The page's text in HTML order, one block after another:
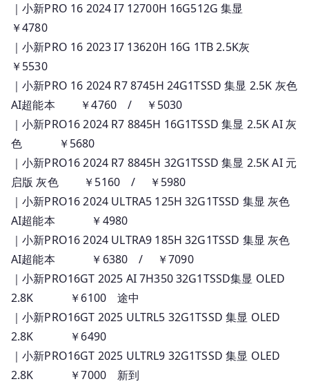
｜小新PRO 16 2024 I7 12700H 16G512G 集显
￥4780
｜小新PRO 16 2023 I7 13620H 16G 1TB 2.5K灰
￥5530
｜小新PRO 16 2024 R7 8745H 24G1TSSD 集显 2.5K 灰色
AI超能本 ￥4760 / ￥5030
｜小新PRO16 2024 R7 8845H 16G1TSSD 集显 2.5K AI 灰
色 ￥5680
｜小新PRO16 2024 R7 8845H 32G1TSSD 集显 2.5K AI 元
启版 灰色 ￥5160 / ￥5980
｜小新PRO16 2024 ULTRA5 125H 32G1TSSD 集显 灰色
AI超能本 ￥4980
｜小新PRO16 2024 ULTRA9 185H 32G1TSSD 集显 灰色
AI超能本 ￥6380 / ￥7090
｜小新PRO16GT 2025 AI 7H350 32G1TSSD集显 OLED
2.8K ￥6100 途中
｜小新PRO16GT 2025 ULTRL5 32G1TSSD 集显 OLED
2.8K ￥6490
｜小新PRO16GT 2025 ULTRL9 32G1TSSD 集显 OLED
2.8K ￥7000 新到